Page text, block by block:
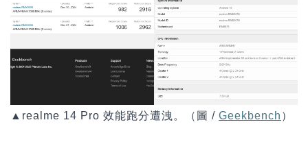
▲ realme 14 Pro 效能跑分遭洩。（圖 / Geekbench ）